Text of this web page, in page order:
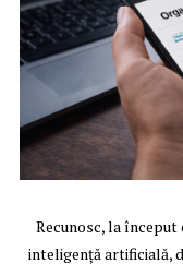
Recunosc, la
inteligență artificială,